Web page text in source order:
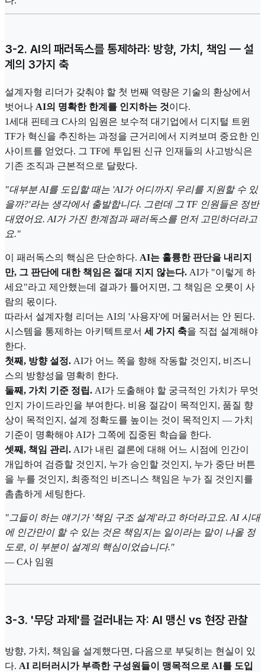
3-2. AI의 패러독스를 통제하라: 방향, 가치, 책임 — 설
계의 3가지 축
설계자형 리더가 갖춰야 할 첫 번째 역량은 기술의 환상에서
벗어나 AI의 명확한 한계를 인지하는 것이다.
1세대 핀테크 C사의 임원은 보수적 대기업에서 디지털 트윈
TF가 혁신을 추진하는 과정을 근거리에서 지켜보며 중요한 인
사이트를 얻었다. 그 TF에 투입된 신규 인재들의 사고방식은
기존 조직과 근본적으로 달랐다.
"대부분 AI를 도입할 때는 'AI가 어디까지 우리를 지원할 수 있
을까?'라는 생각에서 출발합니다. 그런데 그 TF 인원들은 정반
대였어요. AI가 가진 한계점과 패러독스를 먼저 고민하더라고
요."
이 패러독스의 핵심은 단순하다. AI는 훌륭한 판단을 내리지
만, 그 판단에 대한 책임은 절대 지지 않는다. AI가 "이렇게 하
세요"라고 제안했는데 결과가 틀어지면, 그 책임은 오롯이 사
람의 몫이다.
따라서 설계자형 리더는 AI의 '사용자'에 머물러서는 안 된다.
시스템을 통제하는 아키텍트로서 세 가지 축을 직접 설계해야
한다.
첫째, 방향 설정. AI가 어느 쪽을 향해 작동할 것인지, 비즈니
스의 방향성을 명확히 한다.
둘째, 가치 기준 정립. AI가 도출해야 할 궁극적인 가치가 무엇
인지 가이드라인을 부여한다. 비용 절감이 목적인지, 품질 향
상이 목적인지, 설계 정확도를 높이는 것이 목적인지 — 가치
기준이 명확해야 AI가 그쪽에 집중된 학습을 한다.
셋째, 책임 관리. AI가 내린 결론에 대해 어느 시점에 인간이
개입하여 검증할 것인지, 누가 승인할 것인지, 누가 중단 버튼
을 누를 것인지, 최종적인 비즈니스 책임은 누가 질 것인지를
촘촘하게 세팅한다.
"그들이 하는 얘기가 '책임 구조 설계'라고 하더라고요. AI 시대
에 인간만이 할 수 있는 것은 책임지는 일이라는 말이 나올 정
도로, 이 부분이 설계의 핵심이었습니다."
— C사 임원
3-3. '무당 과제'를 걸러내는 자: AI 맹신 vs 현장 관찰
방향, 가치, 책임을 설계했다면, 다음으로 부딪히는 현실이 있
다. AI 리터러시가 부족한 구성원들이 맹목적으로 AI를 도입